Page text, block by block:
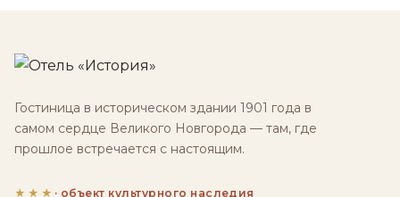
Гостиница в историческом здании 1901 года в
самом сердце Великого Новгорода — там, где
прошлое встречается с настоящим.
★★★ · объект культурного наследия